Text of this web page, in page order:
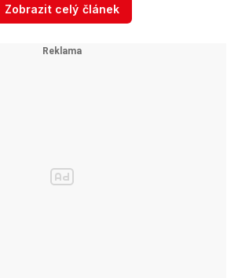
které dovolí, aby je nový
krevní plazma vykazuje příliš
kreatininu a močoviny. Tyto
Zobrazit celý článek